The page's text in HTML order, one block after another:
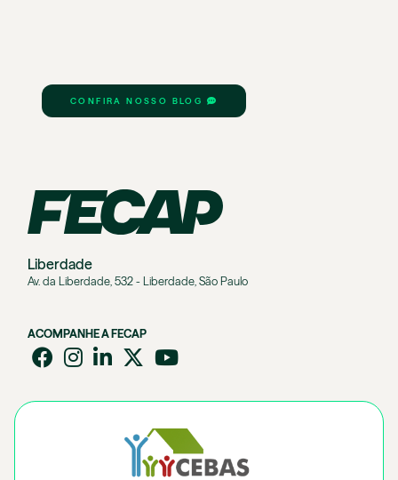
CONFIRA NOSSO BLOG
Liberdade
Av. da Liberdade, 532 - Liberdade, São Paulo
ACOMPANHE A FECAP